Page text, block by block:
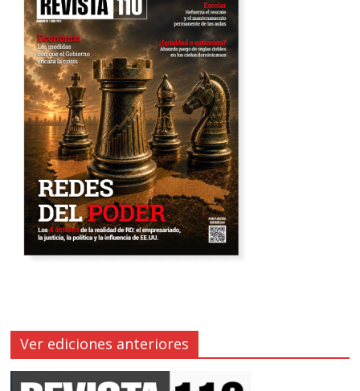
Ver ediciones anteriores